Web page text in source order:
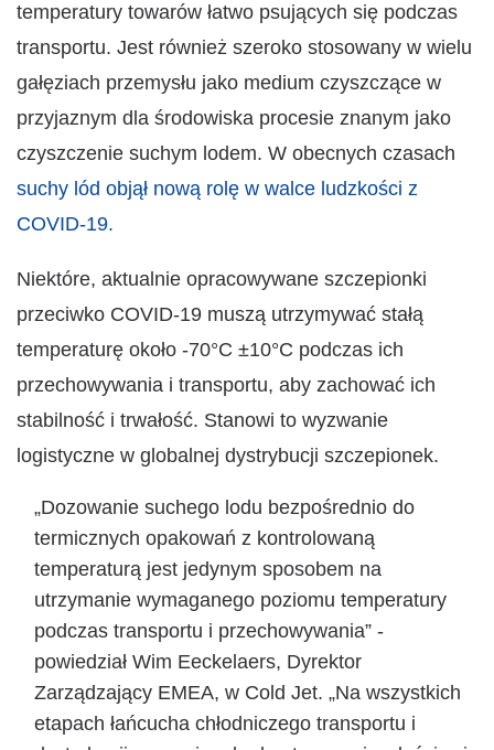
temperatury towarów łatwo psujących się podczas
transportu. Jest również szeroko stosowany w wielu
gałęziach przemysłu jako medium czyszczące w
przyjaznym dla środowiska procesie znanym jako
czyszczenie suchym lodem. W obecnych czasach
suchy lód objął nową rolę w walce ludzkości z
COVID-19.
Niektóre, aktualnie opracowywane szczepionki
przeciwko COVID-19 muszą utrzymywać stałą
temperaturę około -70°C ±10°C podczas ich
przechowywania i transportu, aby zachować ich
stabilność i trwałość. Stanowi to wyzwanie
logistyczne w globalnej dystrybucji szczepionek.
„Dozowanie suchego lodu bezpośrednio do
termicznych opakowań z kontrolowaną
temperaturą jest jedynym sposobem na
utrzymanie wymaganego poziomu temperatury
podczas transportu i przechowywania” -
powiedział Wim Eeckelaers, Dyrektor
Zarządzający EMEA, w Cold Jet. „Na wszystkich
etapach łańcucha chłodniczego transportu i